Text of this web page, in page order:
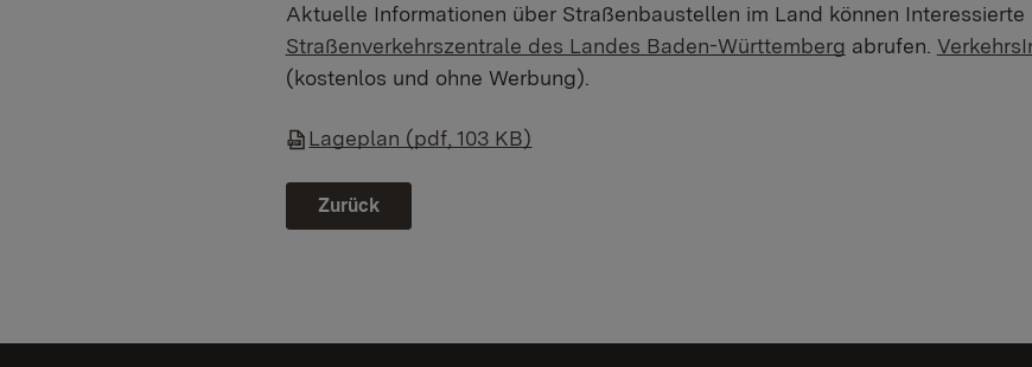
Aktuelle Informationen über Straßenbaustellen im Land können Interessierte
Straßenverkehrszentrale des Landes Baden-Württemberg abrufen.
(kostenlos und ohne Werbung).
Lageplan (pdf, 103 KB)
Zurück